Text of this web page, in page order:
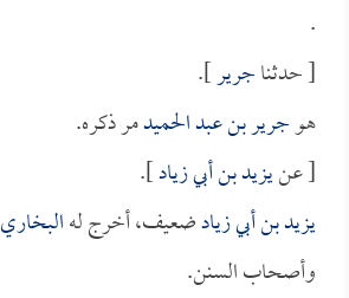
.
[ حدثناجرير].
هوجرير بن عبد الحميدمر ذكره.
[ عنيزيد بن أبي زياد].
يزيد بن أبي زيادضعيف، أخرج لهالبخاري
وأصحاب السنن.